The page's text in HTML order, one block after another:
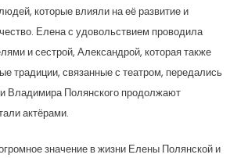
которые влияли на её развитие и
Елена с удовольствием проводила
и сестрой, Александрой, которая также
традиции, связанные с театром, передались
Владимира Полянского продолжают
актёрами.
значение в жизни Елены Полянской и